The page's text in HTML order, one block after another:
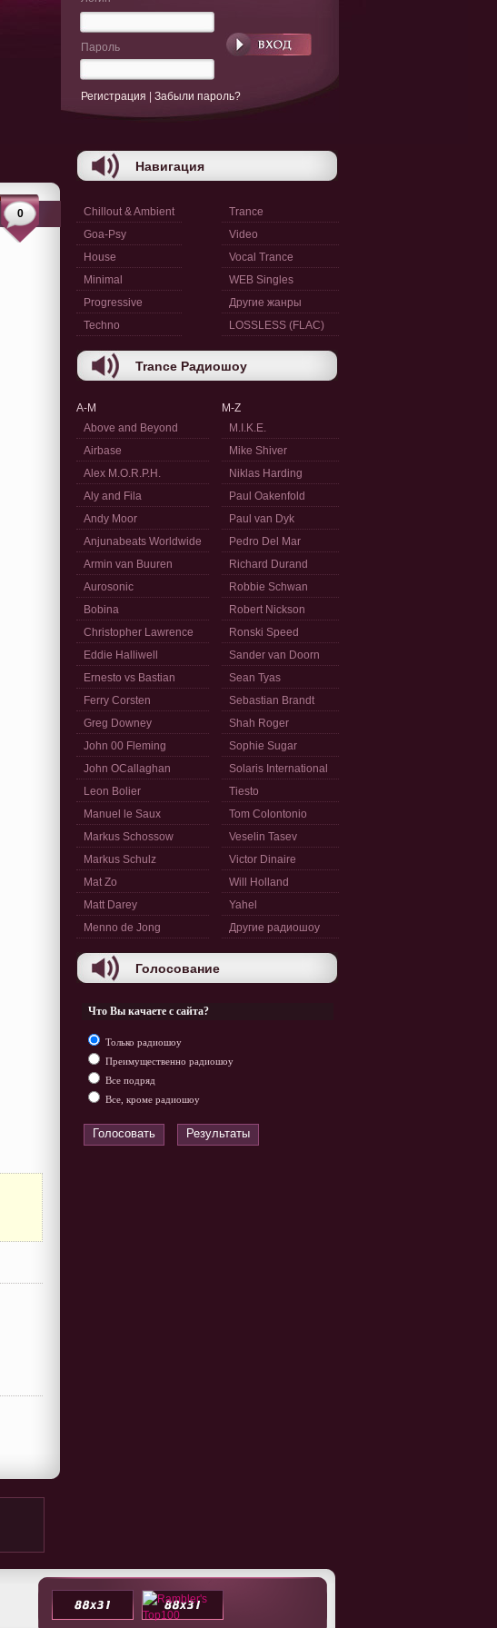
0
Пароль
Регистрация Забыли пароль?
Навигация
Chillout & Ambient
Goa-Psy
House
Minimal
Progressive
Techno
Trance
Video
Vocal Trance
WEB Singles
Другие жанры
LOSSLESS (FLAC)
Trance Радиошоу
A-M
Above and Beyond
Airbase
Alex M.O.R.P.H.
Aly and Fila
Andy Moor
Anjunabeats Worldwide
Armin van Buuren
Aurosonic
Bobina
Christopher Lawrence
Eddie Halliwell
Ernesto vs Bastian
Ferry Corsten
Greg Downey
John 00 Fleming
John OCallaghan
Leon Bolier
Manuel le Saux
Markus Schossow
Markus Schulz
Mat Zo
Matt Darey
Menno de Jong
M-Z
M.I.K.E.
Mike Shiver
Niklas Harding
Paul Oakenfold
Paul van Dyk
Pedro Del Mar
Richard Durand
Robbie Schwan
Robert Nickson
Ronski Speed
Sander van Doorn
Sean Tyas
Sebastian Brandt
Shah Roger
Sophie Sugar
Solaris International
Tiesto
Tom Colontonio
Veselin Tasev
Victor Dinaire
Will Holland
Yahel
Другие радиошоу
Голосование
Что Вы качаете с сайта?
Только радиошоу
Преимущественно радиошоу
Все подряд
Все, кроме радиошоу
Голосовать Результаты